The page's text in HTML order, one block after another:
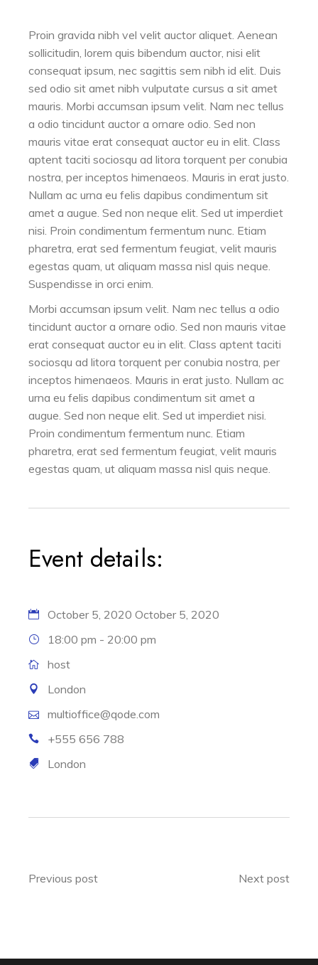
Proin gravida nibh vel velit auctor aliquet. Aenean
sollicitudin, lorem quis bibendum auctor, nisi elit
consequat ipsum, nec sagittis sem nibh id elit. Duis
sed odio sit amet nibh vulputate cursus a sit amet
mauris. Morbi accumsan ipsum velit. Nam nec tellus
a odio tincidunt auctor a ornare odio. Sed non
mauris vitae erat consequat auctor eu in elit. Class
aptent taciti sociosqu ad litora torquent per conubia
nostra, per inceptos himenaeos. Mauris in erat justo.
Nullam ac urna eu felis dapibus condimentum sit
amet a augue. Sed non neque elit. Sed ut imperdiet
nisi. Proin condimentum fermentum nunc. Etiam
pharetra, erat sed fermentum feugiat, velit mauris
egestas quam, ut aliquam massa nisl quis neque.
Suspendisse in orci enim.
Morbi accumsan ipsum velit. Nam nec tellus a odio
tincidunt auctor a ornare odio. Sed non mauris vitae
erat consequat auctor eu in elit. Class aptent taciti
sociosqu ad litora torquent per conubia nostra, per
inceptos himenaeos. Mauris in erat justo. Nullam ac
urna eu felis dapibus condimentum sit amet a
augue. Sed non neque elit. Sed ut imperdiet nisi.
Proin condimentum fermentum nunc. Etiam
pharetra, erat sed fermentum feugiat, velit mauris
egestas quam, ut aliquam massa nisl quis neque.
Event details:
October 5, 2020October 5, 2020
18:00 pm - 20:00 pm
host
London
multioffice@qode.com
+555 656 788
London
Previous post Next post